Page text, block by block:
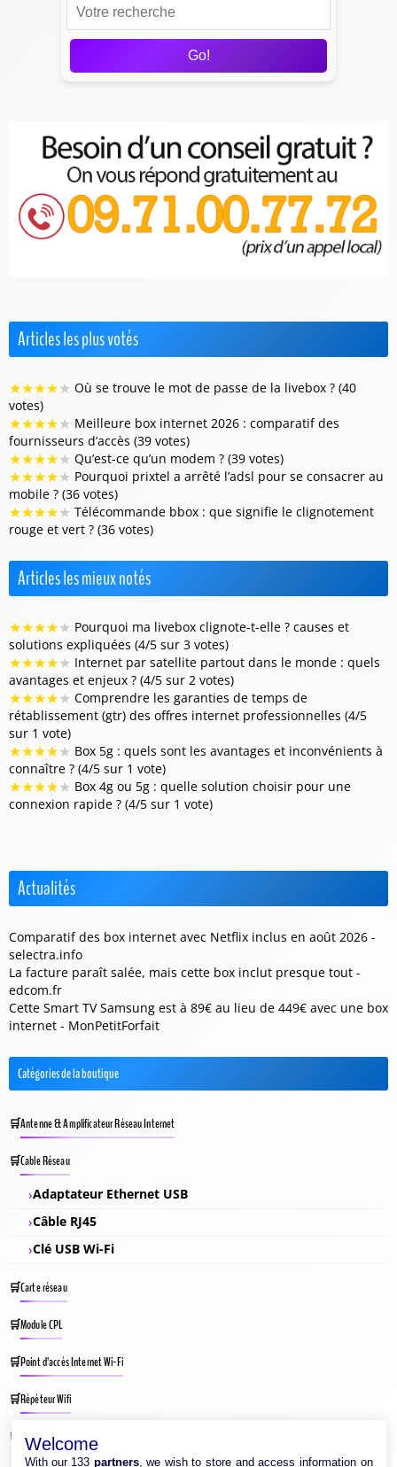
Go!
Articles les plus votés
★★★★★ Où se trouve le mot de passe de la livebox ? (40
votes)
★★★★★ Meilleure box internet 2026 : comparatif des
fournisseurs d’accès (39 votes)
★★★★★ Qu’est-ce qu’un modem ? (39 votes)
★★★★★ Pourquoi prixtel a arrêté l’adsl pour se consacrer au
mobile ? (36 votes)
★★★★★ Télécommande bbox : que signifie le clignotement
rouge et vert ? (36 votes)
Articles les mieux notés
★★★★★ Pourquoi ma livebox clignote-t-elle ? causes et
solutions expliquées (4/5 sur 3 votes)
★★★★★ Internet par satellite partout dans le monde : quels
avantages et enjeux ? (4/5 sur 2 votes)
★★★★★ Comprendre les garanties de temps de
rétablissement (gtr) des offres internet professionnelles (4/5
sur 1 vote)
★★★★★ Box 5g : quels sont les avantages et inconvénients à
connaître ? (4/5 sur 1 vote)
★★★★★ Box 4g ou 5g : quelle solution choisir pour une
connexion rapide ? (4/5 sur 1 vote)
Actualités
Comparatif des box internet avec Netflix inclus en août 2026 -
selectra.info
La facture paraît salée, mais cette box inclut presque tout -
edcom.fr
Cette Smart TV Samsung est à 89€ au lieu de 449€ avec une box
internet - MonPetitForfait
Catégories de la boutique
Antenne & Amplificateur Réseau Internet
Cable Réseau
Adaptateur Ethernet USB
Câble RJ45
Clé USB Wi-Fi
Carte réseau
Module CPL
Point d’accès Internet Wi-Fi
Répéteur Wifi
Routeur Internet
Welcome
With our 133 partners, we wish to store and access information on